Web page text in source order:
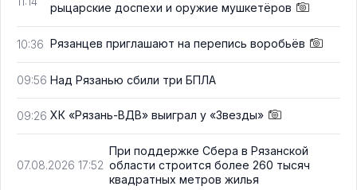
рыцарские доспехи и оружие мушкетёров
10:36 Рязанцев приглашают на перепись воробьёв
09:56 Над Рязанью сбили три БПЛА
09:26 ХК «Рязань-ВДВ» выиграл у «Звезды»
07.08.2026 17:52
При поддержке Сбера в Рязанской
области строится более 260 тысяч
квадратных метров жилья